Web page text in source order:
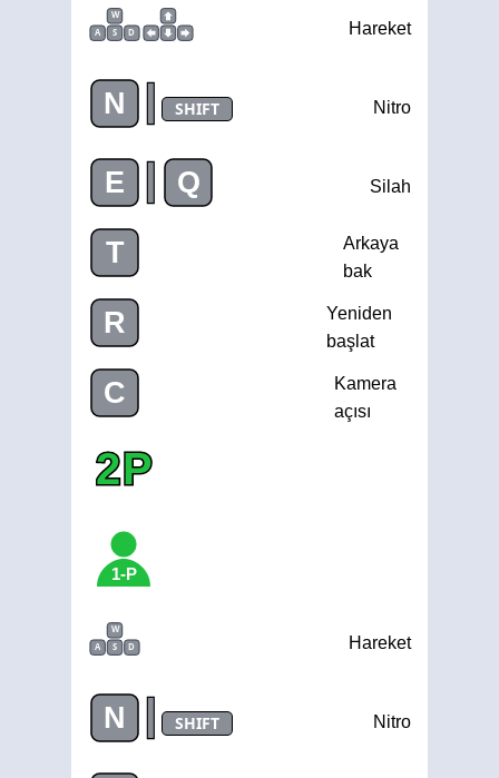
W
A
S D Hareket
N | SHIFT Nitro
E | Q Silah
T
Arkaya
bak
R
Yeniden
başlat
C
Kamera
açısı
2P
1-P
W
A
S D Hareket
N | SHIFT Nitro